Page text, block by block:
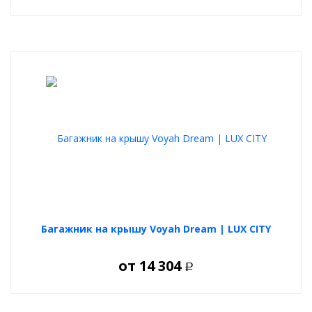
Максимальная допустимая нагрузка на багажник 100 кг.
Багажник на крышу Voyah Dream | LUX CITY
от 14 304 Р